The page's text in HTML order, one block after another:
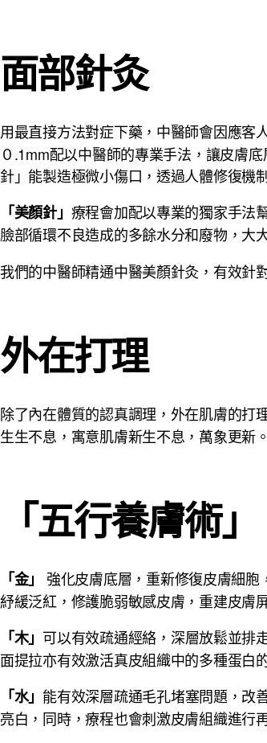
面部針灸
用最直接方法對症下藥，中醫師會因應客
０.1mm配以中醫師的專業手法，讓皮膚
針」能製造極微小傷口，透過人體修復機
「美顏針」 療程會加配以專業的獨家手法
臉部循環不良造成的多餘水分和廢物，大
我們的中醫師精通中醫美顏針灸，有效針
外在打理
除了內在體質的認真調理，外在肌膚的打
生生不息，寓意肌膚新生不息，萬象更新
「五行養膚術」
「金」
強化皮膚底層，重新修復皮膚細
紓緩泛紅，修護脆弱敏感皮膚，重建皮膚
「木」 可以有效疏通經絡，深層放鬆並排
面提拉亦有效激活真皮組織中的多種蛋白
「水」 能有效深層疏通毛孔堵塞問題，改
亮白，同時，療程也會刺激皮膚組織進行